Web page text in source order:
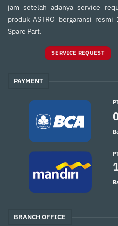
jam setelah adanya service
produk ASTRO bergaransi
Spare Part.
SERVICE REQUEST
PAYMENT
BRANCH OFFICE